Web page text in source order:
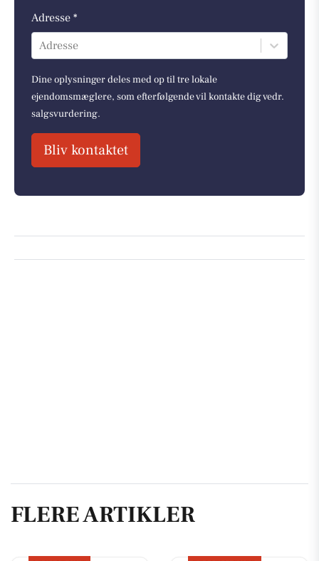
Adresse *
Adresse
Dine oplysninger deles med op til tre lokale
ejendomsmæglere, som efterfølgende vil kontakte dig vedr.
salgsvurdering.
Bliv kontaktet
FLERE ARTIKLER